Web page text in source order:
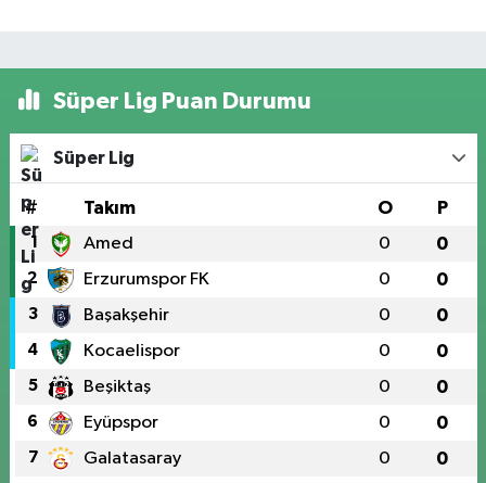
Süper Lig Puan Durumu
Süper Lig
# Takım O P
1 Amed 0 0
2 Erzurumspor FK 0 0
3 Başakşehir 0 0
4 Kocaelispor 0 0
5 Beşiktaş 0 0
6 Eyüpspor 0 0
7 Galatasaray 0 0